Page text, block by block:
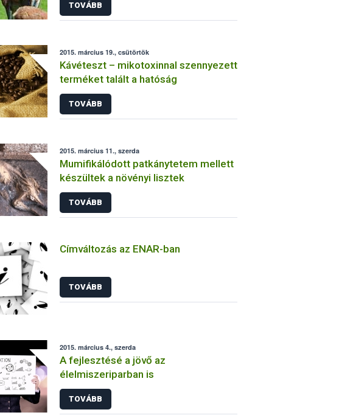
TOVÁBB
2015. március 19., csütörtök
Kávéteszt – mikotoxinnal szennyezett
terméket talált a hatóság
TOVÁBB
2015. március 11., szerda
Mumifikálódott patkánytetem mellett
készültek a növényi lisztek
TOVÁBB
Címváltozás az ENAR-ban
TOVÁBB
2015. március 4., szerda
A fejlesztésé a jövő az
élelmiszeriparban is
TOVÁBB